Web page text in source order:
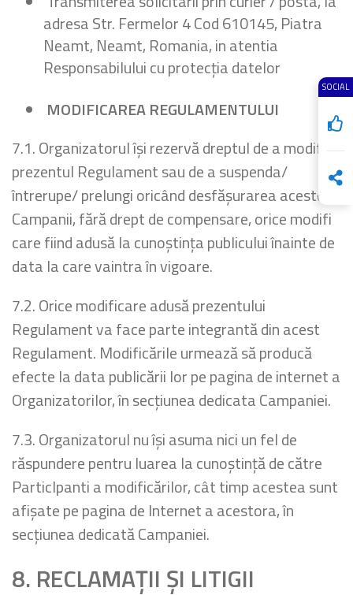
SOCIAL
adresa Str. Fermelor 4 Cod 610145, Piatra
Neamt, Neamt, Romania, in atentia
Responsabilului cu protecția datelor
MODIFICAREA REGULAMENTULUI
7.1. Organizatorul îşi rezervă dreptul de a modifica
prezentul Regulament sau de a suspenda/
întrerupe/ prelungi oricând desfăşurarea acestei
Campanii, fără drept de compensare, orice modifi
care fiind adusă la cunoştinţa publicului înainte de
data la care vaintra în vigoare.
7.2. Orice modificare adusă prezentului
Regulament va face parte integrantă din acest
Regulament. Modificările urmează să producă
efecte la data publicării lor pe pagina de internet a
Organizatorilor, în secţiunea dedicata Campaniei.
7.3. Organizatorul nu îşi asuma nici un fel de
răspundere pentru luarea la cunoştinţă de către
Particlpanti a modificărilor, cât timp acestea sunt
afişate pe pagina de Internet a acestora, în
secţiunea dedicată Campaniei.
8. RECLAMAŢII ŞI LITIGII